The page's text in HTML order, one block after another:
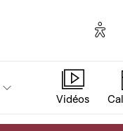
Vidéos